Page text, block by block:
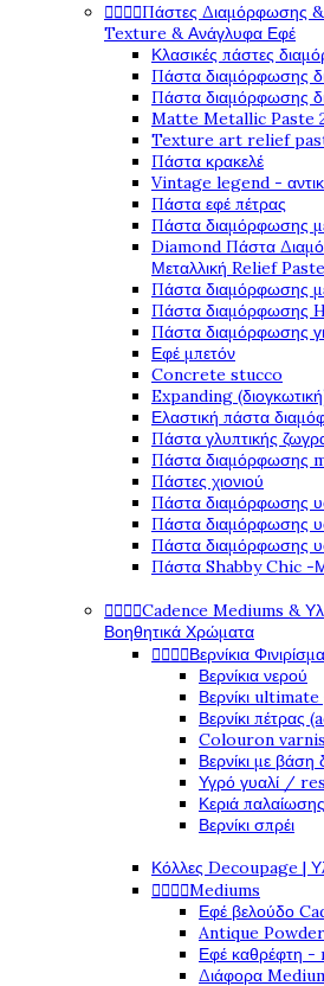
Πάστες Διαμόρφωσης
Texture & Ανάγλυφα Εφέ
Κλασικές πάστες
Πάστα διαμόρφωσης
Πάστα διαμόρφωσης
Matte Metallic Paste
Texture art relief
Πάστα κρακελέ
Vintage legend -
Πάστα εφέ πέτρας
Πάστα διαμόρφωσης
Diamond Πάστα
Μεταλλική Relief
Πάστα διαμόρφωσης
Πάστα διαμόρφωσης
Πάστα διαμόρφωσης
Εφέ μπετόν
Concrete stucco
Expanding
Ελαστική πάστα
Πάστα γλυπτικής
Πάστα διαμόρφωσης
Πάστες χιονιού
Πάστα διαμόρφωσης
Πάστα διαμόρφωσης
Πάστα διαμόρφωσης
Πάστα Shabby Chic -
Cadence Mediums &
Βοηθητικά Χρώματα
Βερνίκια
Βερνίκια νερού
Βερνίκι
Βερνίκι πέτρας
Colouron
Βερνίκι με βάση
Υγρό γυαλί /
Κεριά παλαίωσης
Βερνίκι σπρέι
Κόλλες Decoupage |
Mediums
Εφέ βελούδο
Antique
Εφέ καθρέφτη
Διάφορα